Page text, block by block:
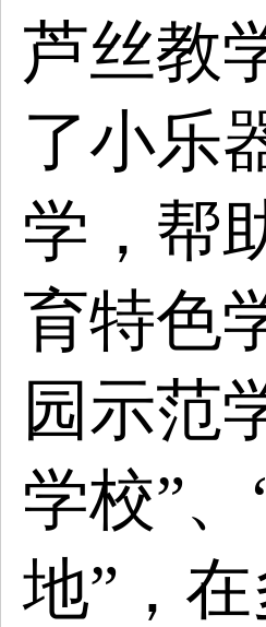
芦丝教
了小乐
学，帮
育特色
园示范
学校”
地”，